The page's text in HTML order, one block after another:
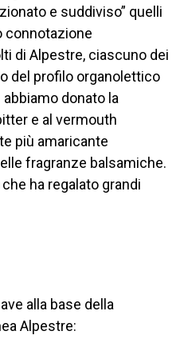
e suddiviso” quelli
connotazione
di Alpestre, ciascuno dei
del profilo organolettico
donato la
e al vermouth
più amaricante
fragranze balsamiche.
ha regalato grandi
alla base della
Alpestre: